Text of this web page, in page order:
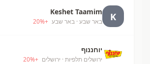
K
Keshet Taamim
באר שבע · באר שבע +
20%
יוחננוף
ירושלים תלפיות · ירושלים +
20%